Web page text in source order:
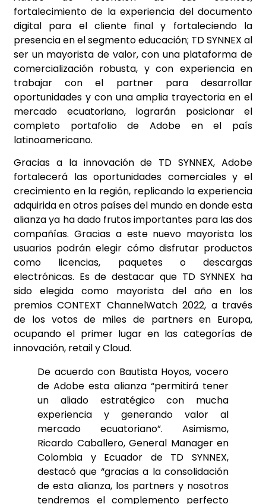
fortalecimiento de la experiencia del documento
digital para el cliente final y fortaleciendo la
presencia en el segmento educación; TD SYNNEX al
ser un mayorista de valor, con una plataforma de
comercialización robusta, y con experiencia en
trabajar con el partner para desarrollar
oportunidades y con una amplia trayectoria en el
mercado ecuatoriano, lograrán posicionar el
completo portafolio de Adobe en el país
latinoamericano.
Gracias a la innovación de TD SYNNEX, Adobe
fortalecerá las oportunidades comerciales y el
crecimiento en la región, replicando la experiencia
adquirida en otros países del mundo en donde esta
alianza ya ha dado frutos importantes para las dos
compañías. Gracias a este nuevo mayorista los
usuarios podrán elegir cómo disfrutar productos
como licencias, paquetes o descargas
electrónicas. Es de destacar que TD SYNNEX ha
sido elegida como mayorista del año en los
premios CONTEXT ChannelWatch 2022, a través
de los votos de miles de partners en Europa,
ocupando el primer lugar en las categorías de
innovación, retail y Cloud.
De acuerdo con Bautista Hoyos, vocero
de Adobe esta alianza “permitirá tener
un aliado estratégico con mucha
experiencia y generando valor al
mercado ecuatoriano”. Asimismo,
Ricardo Caballero, General Manager en
Colombia y Ecuador de TD SYNNEX,
destacó que “gracias a la consolidación
de esta alianza, los partners y nosotros
tendremos el complemento perfecto